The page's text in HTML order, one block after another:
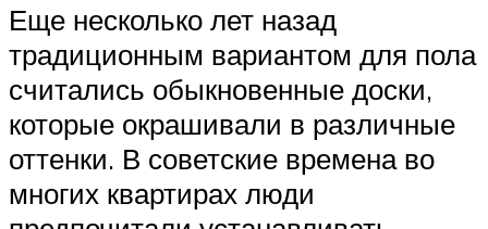
Еще несколько лет назад
традиционным вариантом для пола
считались обыкновенные доски,
которые окрашивали в различные
оттенки. В советские времена во
многих квартирах люди